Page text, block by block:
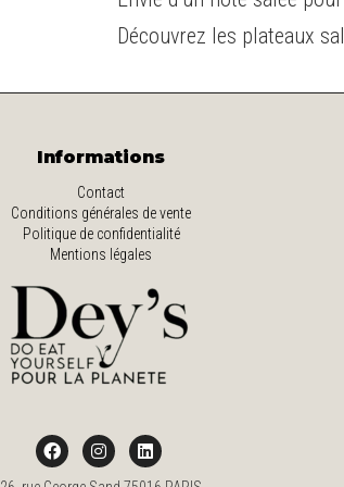
Découvrez les plateaux
Informations
Contact
Conditions générales de vente
Politique de confidentialité
Mentions légales